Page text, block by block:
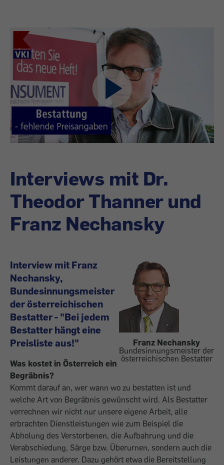
Interviews mit Dr.
Theodor Thanner und
Franz Nechansky
Franz Nechansky
Bundesinnungsmeister der
österreichischen Bestatter
Interview mit Franz
Nechansky,
Bundesinnungsmeister
der österreichischen
Bestatter - "Bei jedem
Bestatter hängt eine
Preisliste aus!"
Was kostet in Österreich ein
Begräbnis?
Kommt darauf an, wer wann wo zu bestatten ist und
welche Art von Begräbnis gewünscht wird. Als Bestatter
verrechnen wir nicht nur unsere eigene Arbeit, alle
erbrachten Dienstleistungen wie zum Beispiel die
Abholung des Verstorbenen, die Aufbahrung und die
Verabschiedung, Särge bzw. Überurnen, sondern auch die
Leistungen anderer. Dazu gehört etwa die Bereitstellung